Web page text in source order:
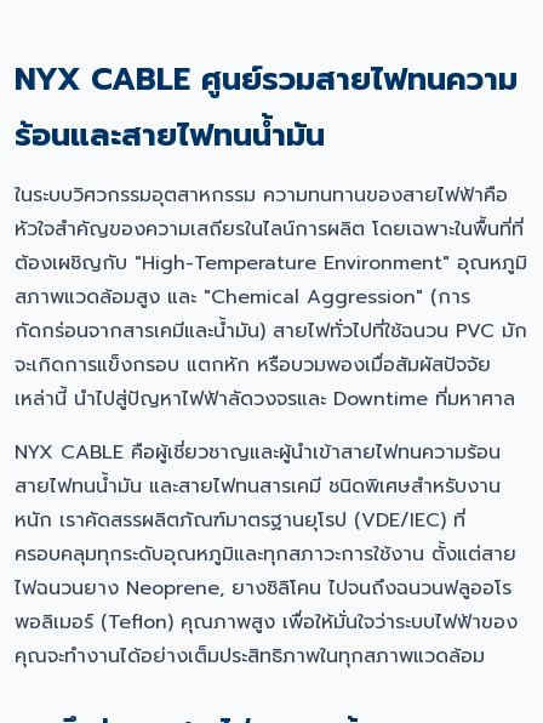
NYX CABLE ศูนย์รวมสายไฟทนความ
ร้อนและสายไฟทนน้ำมัน
ในระบบวิศวกรรมอุตสาหกรรม ความทนทานของสายไฟฟ้าคือ
หัวใจสำคัญของความเสถียรในไลน์การผลิต โดยเฉพาะในพื้นที่ที่
ต้องเผชิญกับ "High-Temperature Environment" อุณหภูมิ
สภาพแวดล้อมสูง และ "Chemical Aggression" (การ
กัดกร่อนจากสารเคมีและน้ำมัน) สายไฟทั่วไปที่ใช้ฉนวน PVC มัก
จะเกิดการแข็งกรอบ แตกหัก หรือบวมพองเมื่อสัมผัสปัจจัย
เหล่านี้ นำไปสู่ปัญหาไฟฟ้าลัดวงจรและ Downtime ที่มหาศาล
NYX CABLE คือผู้เชี่ยวชาญและผู้นำเข้าสายไฟทนความร้อน
สายไฟทนน้ำมัน และสายไฟทนสารเคมี ชนิดพิเศษสำหรับงาน
หนัก เราคัดสรรผลิตภัณฑ์มาตรฐานยุโรป (VDE/IEC) ที่
ครอบคลุมทุกระดับอุณหภูมิและทุกสภาวะการใช้งาน ตั้งแต่สาย
ไฟฉนวนยาง Neoprene, ยางซิลิโคน ไปจนถึงฉนวนฟลูออโร
พอลิเมอร์ (Teflon) คุณภาพสูง เพื่อให้มั่นใจว่าระบบไฟฟ้าของ
คุณจะทำงานได้อย่างเต็มประสิทธิภาพในทุกสภาพแวดล้อม